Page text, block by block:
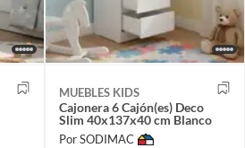
MUEBLES KIDS
Cajonera 6 Cajón(es) Deco
Slim 40x137x40 cm Blanco
Por SODIMAC